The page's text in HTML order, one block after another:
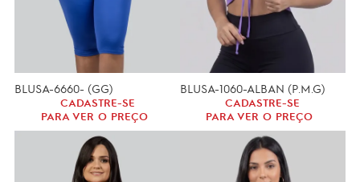
BLUSA-6660- (GG)
CADASTRE-SE
PARA VER O PREÇO
BLUSA-1060-ALBAN (P.M.G)
CADASTRE-SE
PARA VER O PREÇO